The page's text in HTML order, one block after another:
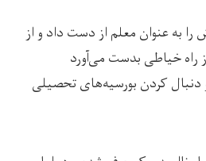
به عنوان معلم از دست داد و از
راه خیاطی بدست می‌آورد
دنبال کردن بورسیه‌های تحصیلی